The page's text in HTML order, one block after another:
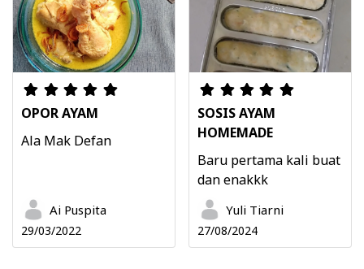
OPOR AYAM
Ala Mak Defan
Ai Puspita
29/03/2022
SOSIS AYAM
HOMEMADE
Baru pertama kali buat
dan enakkk
Yuli Tiarni
27/08/2024